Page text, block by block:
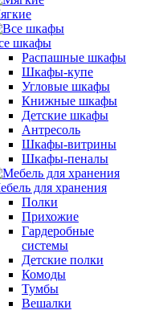
шкафы
Распашные шкафы
Шкафы-купе
Угловые шкафы
Книжные шкафы
Детские шкафы
Антресоль
Шкафы-витрины
Шкафы-пеналы
для хранения
Полки
Прихожие
Гардеробные
системы
Детские полки
Комоды
Тумбы
Вешалки